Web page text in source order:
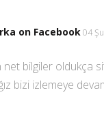
on Facebook04
net bilgiler oldukça
bizi izlemeye